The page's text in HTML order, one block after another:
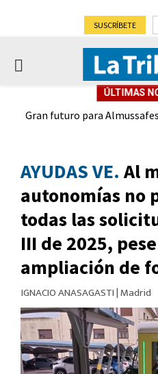
SUSCRÍBETE
PRIMARY
ÚLTIMAS
Gran futuro para
AYUDAS VE. Al
autonomías no
todas las
III de 2025,
ampliación de
IGNACIO ANASAGASTI|Madrid